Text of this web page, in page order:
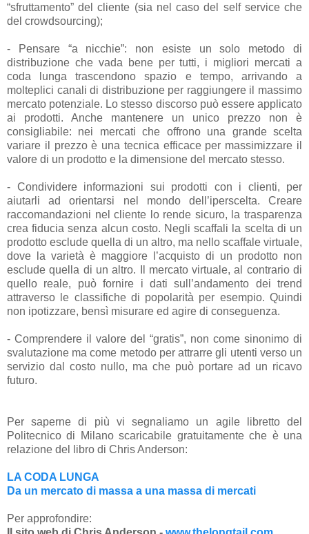
“sfruttamento” del cliente (sia nel caso del self service che
del crowdsourcing);
- Pensare “a nicchie”: non esiste un solo metodo di
distribuzione che vada bene per tutti, i migliori mercati a
coda lunga trascendono spazio e tempo, arrivando a
molteplici canali di distribuzione per raggiungere il massimo
mercato potenziale. Lo stesso discorso può essere applicato
ai prodotti. Anche mantenere un unico prezzo non è
consigliabile: nei mercati che offrono una grande scelta
variare il prezzo è una tecnica efficace per massimizzare il
valore di un prodotto e la dimensione del mercato stesso.
- Condividere informazioni sui prodotti con i clienti, per
aiutarli ad orientarsi nel mondo dell’iperscelta. Creare
raccomandazioni nel cliente lo rende sicuro, la trasparenza
crea fiducia senza alcun costo. Negli scaffali la scelta di un
prodotto esclude quella di un altro, ma nello scaffale virtuale,
dove la varietà è maggiore l’acquisto di un prodotto non
esclude quella di un altro. Il mercato virtuale, al contrario di
quello reale, può fornire i dati sull’andamento dei trend
attraverso le classifiche di popolarità per esempio. Quindi
non ipotizzare, bensì misurare ed agire di conseguenza.
- Comprendere il valore del “gratis”, non come sinonimo di
svalutazione ma come metodo per attrarre gli utenti verso un
servizio dal costo nullo, ma che può portare ad un ricavo
futuro.
Per saperne di più vi segnaliamo un agile libretto del
Politecnico di Milano scaricabile gratuitamente che è una
relazione del libro di Chris Anderson:
LA CODA LUNGA
Da un mercato di massa a una massa di mercati
Per approfondire: